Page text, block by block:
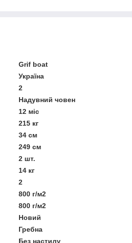
Grif boat
Україна
2
Надувний човен
12 міс
215 кг
34 см
249 см
2 шт.
14 кг
2
800 г/м2
800 г/м2
Новий
Гребна
Без настилу